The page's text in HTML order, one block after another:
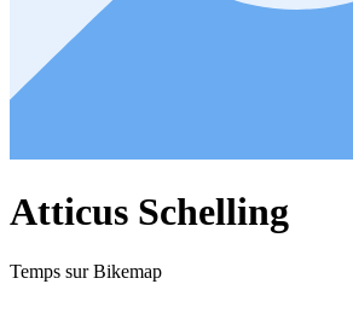
Atticus Schelling
Temps sur Bikemap